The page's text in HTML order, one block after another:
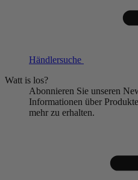
Händlersuche
Watt is los?
Abonnieren Sie unseren
Informationen über
mehr zu erhalten.